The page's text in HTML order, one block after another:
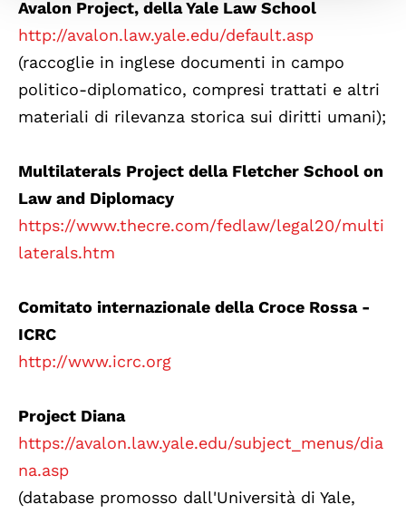
Avalon Project, della Yale Law School
http://avalon.law.yale.edu/default.asp
(raccoglie in inglese documenti in campo
politico-diplomatico, compresi trattati e altri
materiali di rilevanza storica sui diritti umani);
Multilaterals Project della Fletcher School on
Law and Diplomacy
https://www.thecre.com/fedlaw/legal20/multi
laterals.htm
Comitato internazionale della Croce Rossa -
ICRC
http://www.icrc.org
Project Diana
https://avalon.law.yale.edu/subject_menus/dia
na.asp
(database promosso dall'Università di Yale,